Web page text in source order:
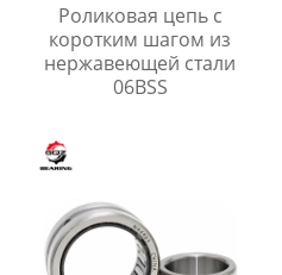
Роликовая цепь с
коротким шагом из
нержавеющей стали
06BSS